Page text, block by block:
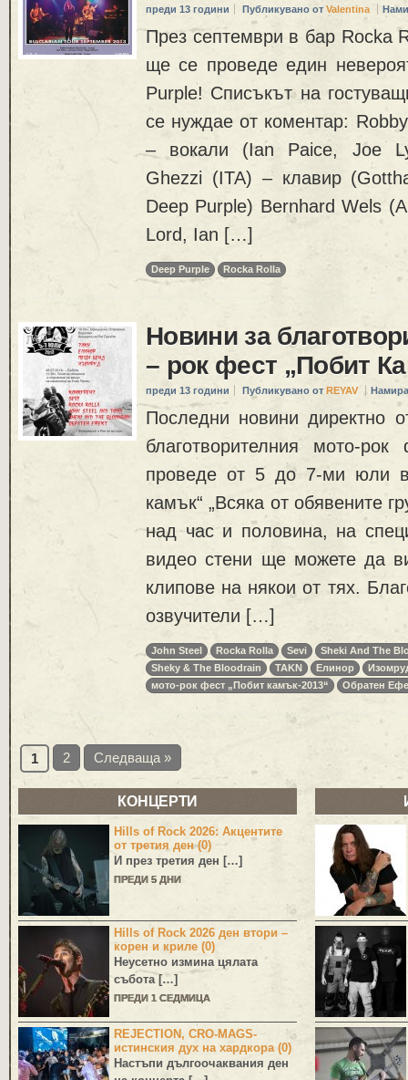
преди 13 години Публикувано от Valentina
През септември в бар Rocka
ще се проведе един
Purple! Списъкът на
се нуждае от коментар:
– вокали (Ian Paice, Joe
Ghezzi (ITA) – клавир
Deep Purple) Bernhard Wels
Lord, Ian […]
Deep Purple Rocka Rolla
Новини за
– рок фест „Побит
преди 13 години Публикувано от REYAV
Последни новини директно
благотворителния мото-
проведе от 5 до 7-ми юли в
камък“ „Всяка от обявените
над час и половина, на
видео стени ще можете да
клипове на някои от тях.
озвучители […]
John Steel Rocka Rolla Sevi
Sheki And The
Sheky & The Bloodrain
TAKN Елинор
мото-рок фест „Побит камък-2013“
Обратен
1 2 Следваща »
КОНЦЕРТИ
Hills of Rock 2026: Акцентите
от третия ден (0)
И през третия ден […]
ПРЕДИ 5 ДНИ
Hills of Rock 2026 ден втори –
корен и криле (0)
Неусетно измина цялата
събота […]
ПРЕДИ 1 СЕДМИЦА
REJECTION, CRO-MAGS-
истинския дух на хардкора (0)
Настъпи дългоочаквания ден